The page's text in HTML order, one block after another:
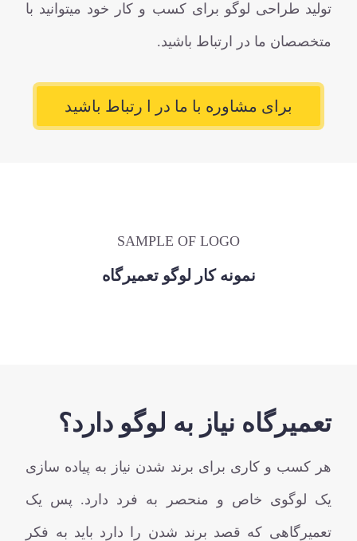
تولید طراحی لوگو برای کسب و کار خود میتوانید با
متخصصان ما در ارتباط باشید.
برای مشاوره با ما در ا رتباط باشید
SAMPLE OF LOGO
نمونه کار لوگو تعمیرگاه
تعمیرگاه نیاز به لوگو دارد؟
هر کسب و کاری برای برند شدن نیاز به پیاده سازی
یک لوگوی خاص و منحصر به فرد دارد. پس یک
تعمیرگاهی که قصد برند شدن را دارد باید به فکر